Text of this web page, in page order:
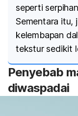
seperti
Sementara itu,
kelembapan
tekstur sedikit
Penyebab
diwaspadai